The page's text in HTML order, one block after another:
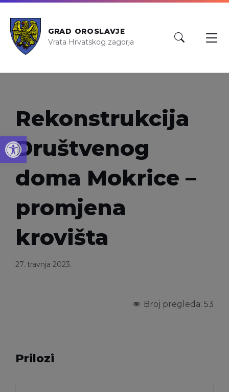
Open toolbar
GRAD OROSLAVJE
Vrata Hrvatskog zagorja
Rekonstrukcija
Društvenog
doma Mokrice –
promjena
krovišta
27. travnja 2023.
Broj pregleda: 53
Prilozi